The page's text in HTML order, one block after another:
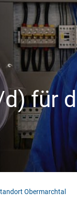
Industrie/
Private
aft
für
Obermarchtal